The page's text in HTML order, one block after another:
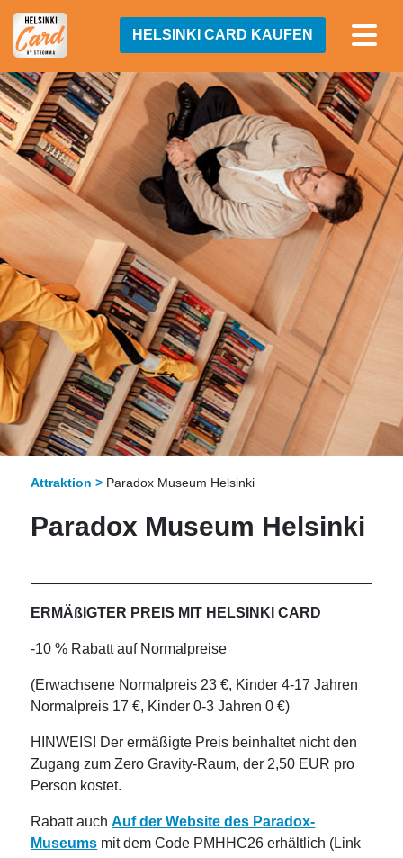
HELSINKI CARD KAUFEN
Attraktion > Paradox Museum Helsinki
Paradox Museum Helsinki
ERMÄßIGTER PREIS MIT HELSINKI CARD
-10 % Rabatt auf Normalpreise
(Erwachsene Normalpreis 23 €, Kinder 4-17 Jahren
Normalpreis 17 €, Kinder 0-3 Jahren 0 €)
HINWEIS! Der ermäßigte Preis beinhaltet nicht den
Zugang zum Zero Gravity-Raum, der 2,50 EUR pro
Person kostet.
Rabatt auchAuf der Website des Paradox-
Museums mit dem Code PMHHC26 erhältlich (Link